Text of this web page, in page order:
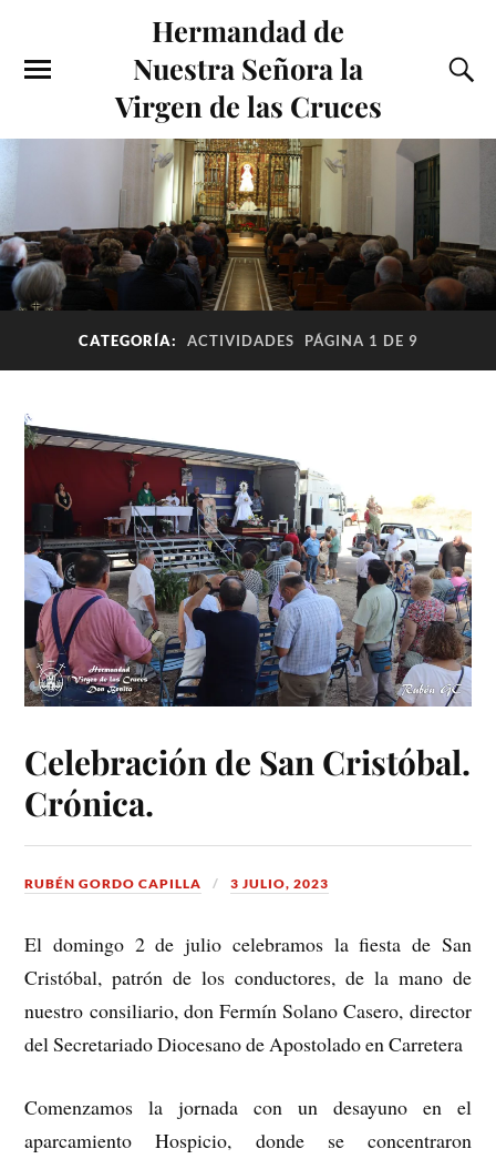
Hermandad de
Nuestra Señora la
Virgen de las Cruces
CATEGORÍA: ACTIVIDADES PÁGINA 1 DE 9
Celebración de San Cristóbal.
Crónica.
RUBÉN GORDO CAPILLA 3 JULIO, 2023
El domingo 2 de julio celebramos la fiesta de San
Cristóbal, patrón de los conductores, de la mano de
nuestro consiliario, don Fermín Solano Casero, director
del Secretariado Diocesano de Apostolado en Carretera
Comenzamos la jornada con un desayuno en el
aparcamiento Hospicio, donde se concentraron